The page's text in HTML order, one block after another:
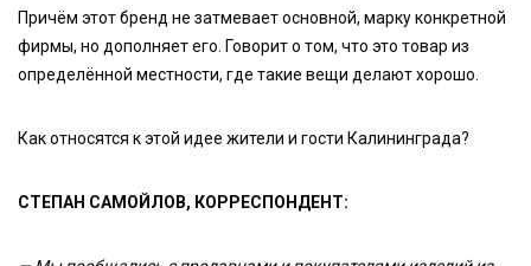
Причём этот бренд не затмевает основной, марку конкретной
фирмы, но дополняет его. Говорит о том, что это товар из
определённой местности, где такие вещи делают хорошо.
Как относятся к этой идее жители и гости Калининграда?
СТЕПАН САМОЙЛОВ, КОРРЕСПОНДЕНТ: